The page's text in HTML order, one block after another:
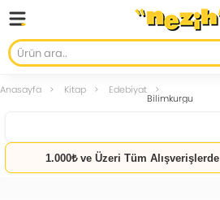
Anasayfa Kitap Edebiyat
Bilimkurgu
1.000₺ ve Üzeri Tüm Alışverişlerde